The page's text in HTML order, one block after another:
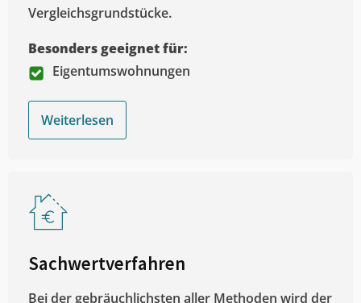
Vergleichsgrundstücke.
Besonders geeignet für:
Eigentumswohnungen
Weiterlesen
Sachwertverfahren
Bei der gebräuchlichsten aller Methoden wird der